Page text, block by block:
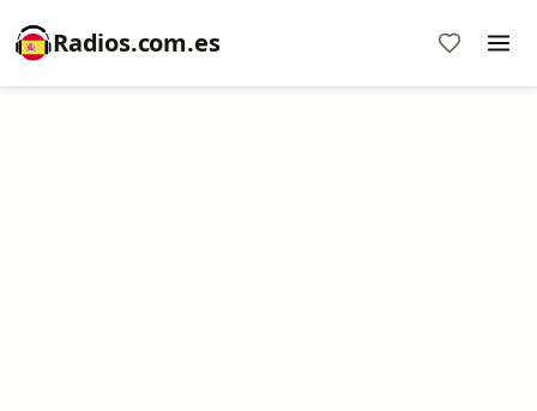
Radios.com.es